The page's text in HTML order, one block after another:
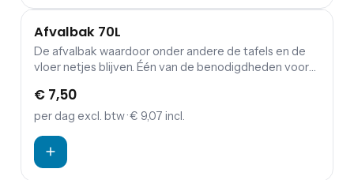
Afvalbak 70L
De afvalbak waardoor onder andere de tafels en de
vloer netjes blijven. Één van de benodigdheden voor
handige afvalbak met een inhoud van 70 liter is ideaal
en mag dan ook zeker niet ontbreken tijdens jouw
€ 7,50
per dag excl. btw· € 9,07 incl.